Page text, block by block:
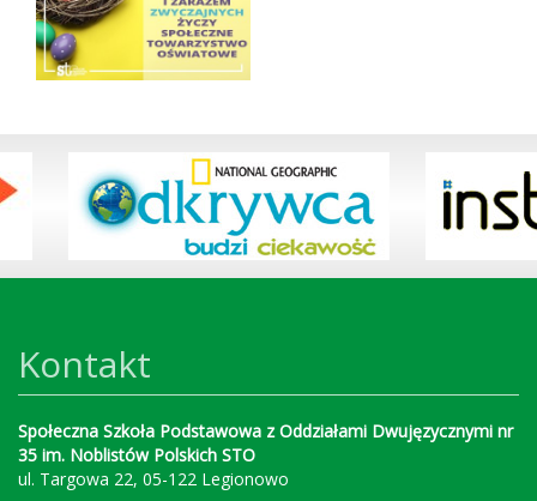
Kontakt
Społeczna Szkoła Podstawowa z Oddziałami Dwujęzycznymi nr
35 im. Noblistów Polskich STO
ul. Targowa 22, 05-122 Legionowo